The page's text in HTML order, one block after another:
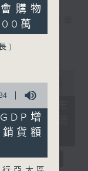
與及文化康樂
09:48
會公布
行情況調
顧問）
購物
萬
)
增
貨額